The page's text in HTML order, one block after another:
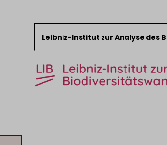
Zum Inhalt springen
Leibniz-Institut zur Analyse des